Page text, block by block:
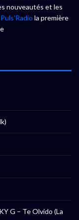
nouveautés et les
Puls’Radio la première
G – Te Olvido (La